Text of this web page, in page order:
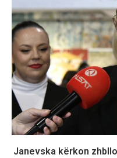
Janevska kërkon